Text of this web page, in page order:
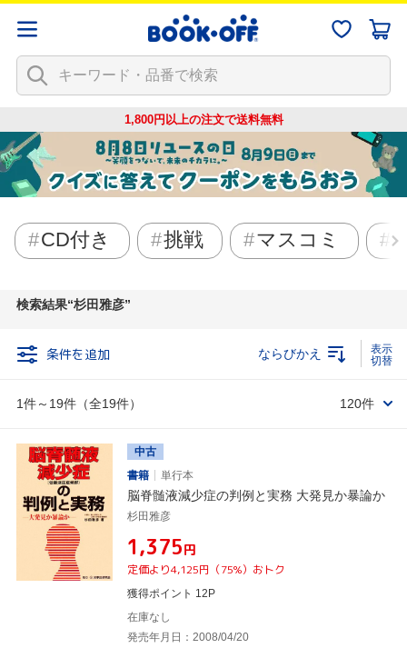
1,800円以上の注文で送料無料
CD付き 挑戦 マスコミ
検索結果 杉田雅彦
条件を追加
1件～19件（全19件）
ならびかえ
120件
中古
書籍
単行本
脳脊髄液減少症の判例と実務 大発見か暴論か
杉田雅彦
¥1,375円
定価より4,125円（75%）おトク
獲得ポイント 12P
在庫なし
発売年月日：2008/04/20